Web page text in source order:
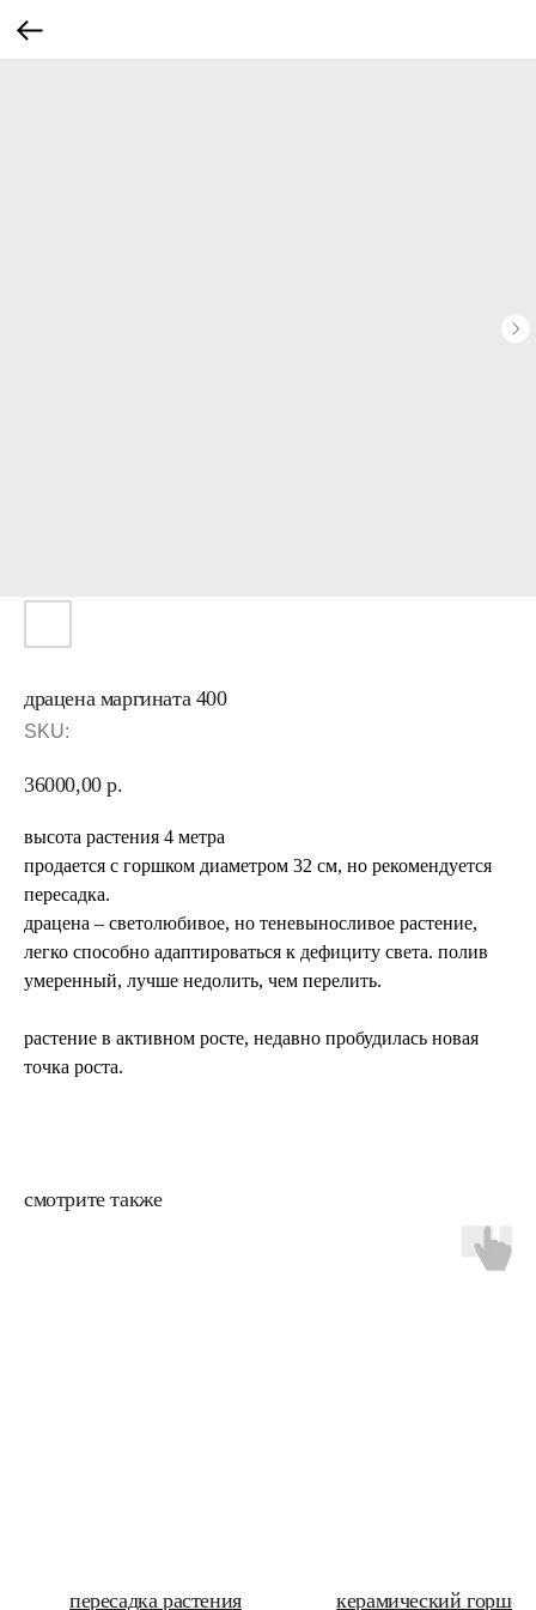
драцена маргината 400
SKU:
36000,00 р.
высота растения 4 метра
продается с горшком диаметром 32 см, но рекомендуется
пересадка.
драцена – светолюбивое, но теневыносливое растение,
легко способно адаптироваться к дефициту света. полив
умеренный, лучше недолить, чем перелить.
растение в активном росте, недавно пробудилась новая
точка роста.
смотрите также
пересадка растения керамический